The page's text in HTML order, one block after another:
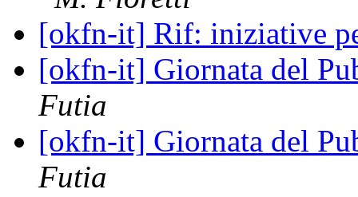
[okfn-it] Rif: iniziative
[okfn-it] Giornata del
Futia
[okfn-it] Giornata del
Futia